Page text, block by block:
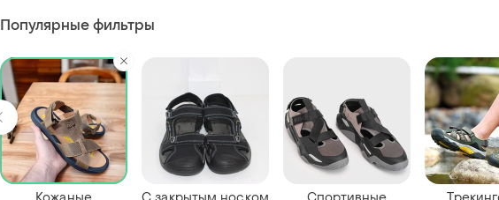
Популярные фильтры